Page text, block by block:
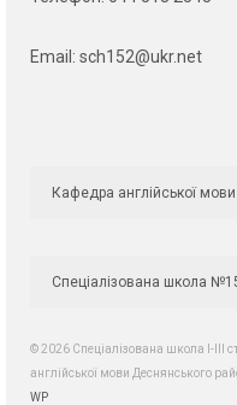
Email: sch152@ukr.net
Кафедра англійської
Спеціалізована школа
© 2026 Спеціалізована школа І-
англійської мови Деснянського
WP